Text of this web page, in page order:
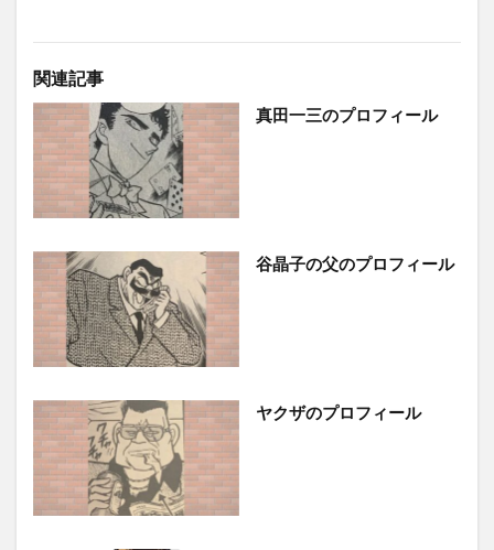
関連記事
真田一三のプロフィール
谷晶子の父のプロフィール
ヤクザのプロフィール